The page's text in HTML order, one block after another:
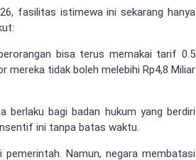
fasilitas istimewa ini sekarang hanya
bisa terus memakai tarif 0.5
tidak boleh melebihi Rp4,8 Miliar
berlaku bagi badan hukum yang berdiri
ini tanpa batas waktu.
Namun, negara membatasi